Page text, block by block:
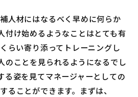
人材にはなるべく早めに何らか
付け始めるようなことはとても有
らい寄り添ってトレーニングし
のことを見られるようになるでし
る姿を見てマネージャーとしての
ることができます。まずは、